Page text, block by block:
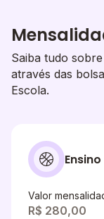
Saiba tudo
através das
Escola.
Valor
R$ 280,00